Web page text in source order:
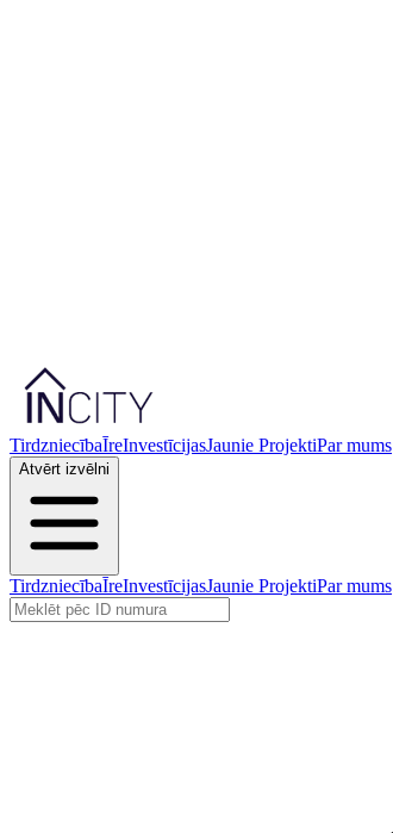
TirdzniecībaĪreInvestīcijasJaunie ProjektiPar mums
Atvērt izvēlni
TirdzniecībaĪreInvestīcijasJaunie ProjektiPar mums